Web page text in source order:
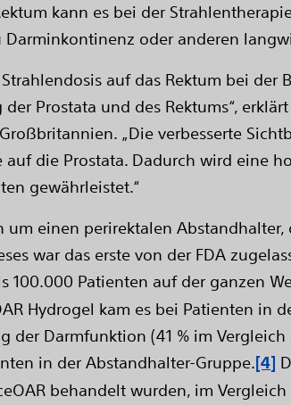
kann es bei der
oder anderen
auf das Rektum bei
Prostata und des Rektums“,
„Die verbesserte
die Prostata. Dadurch wird eine
gewährleistet.“
um einen perirektalen
war das erste von der FDA
100.000 Patienten auf der ganzen
Hydrogel kam es bei Patienten in
der Darmfunktion (41 % im
in der Abstandhalter-Gruppe.[4]
behandelt wurden, im